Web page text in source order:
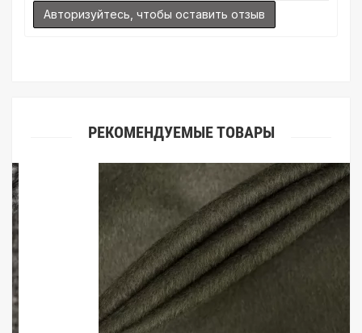
Авторизуйтесь, чтобы оставить отзыв
РЕКОМЕНДУЕМЫЕ ТОВАРЫ